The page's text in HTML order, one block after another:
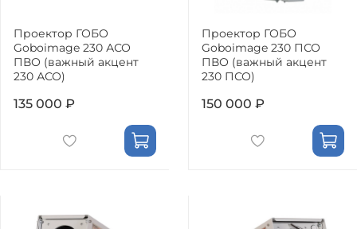
Проектор ГОБО
Goboimage 230 АСО
ПВО (важный акцент
230 АСО)
135 000 ₽
Проектор ГОБО
Goboimage 230 ПСО
ПВО (важный акцент
230 ПСО)
150 000 ₽